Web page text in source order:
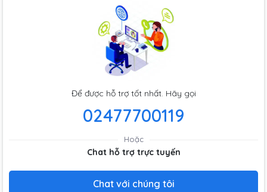
Để được hỗ trợ tốt nhất. Hãy gọi
02477700119
Hoặc
Chat hỗ trợ trực tuyến
Chat với chúng tôi